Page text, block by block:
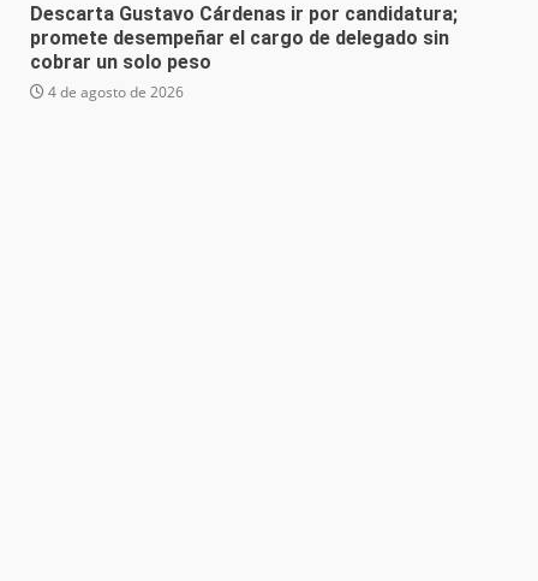
Descarta Gustavo Cárdenas ir por candidatura;
promete desempeñar el cargo de delegado sin
cobrar un solo peso
4 de agosto de 2026